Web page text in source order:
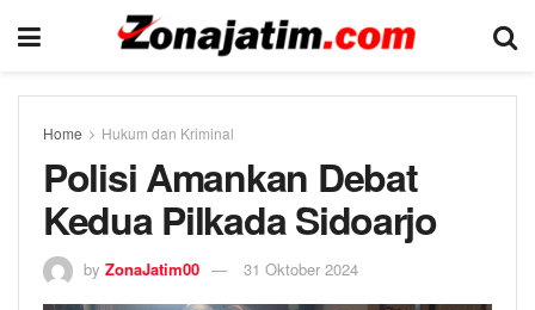
Home Hukum dan Kriminal
Polisi Amankan Debat
Kedua Pilkada Sidoarjo
by ZonaJatim00 31 Oktober 2024